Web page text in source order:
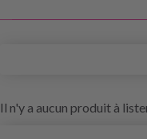
Il n'y a aucun produit à